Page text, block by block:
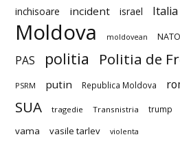
inchisoare incident israel Italia
Moldova moldovean NATO
PAS politia Politia de
PSRM putin Republica Moldova
SUA tragedie Transnistria trump
vama vasile tarlev violenta